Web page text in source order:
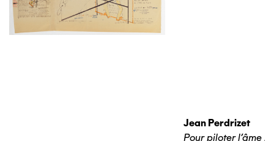
Jean Perdrizet
Pour piloter l'âme :